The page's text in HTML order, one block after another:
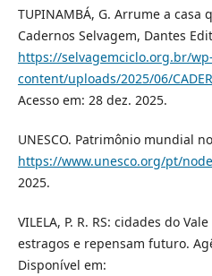
TUPINAMBÁ, G. Arrume a casa
Cadernos Selvagem, Dantes
https://selvagemciclo.org.br/wp-
content/uploads/2025/06/
Acesso em: 28 dez. 2025.
UNESCO. Patrimônio mundial
https://www.unesco.org/pt/
2025.
VILELA, P. R. RS: cidades do
estragos e repensam futuro.
Disponível em: